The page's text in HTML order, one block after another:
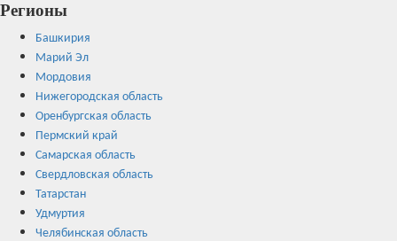
Регионы
Башкирия
Марий Эл
Мордовия
Нижегородская область
Оренбургская область
Пермский край
Самарская область
Свердловская область
Татарстан
Удмуртия
Челябинская область